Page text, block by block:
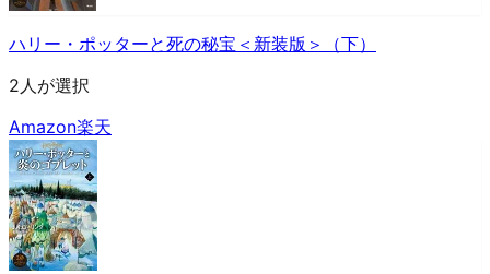
ハリー・ポッターと死の秘宝＜新装版＞（下）
2人が選択
Amazon楽天